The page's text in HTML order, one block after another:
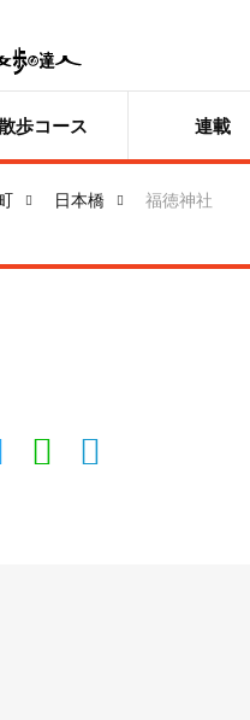
歩コース 連載
日本橋
福徳神社